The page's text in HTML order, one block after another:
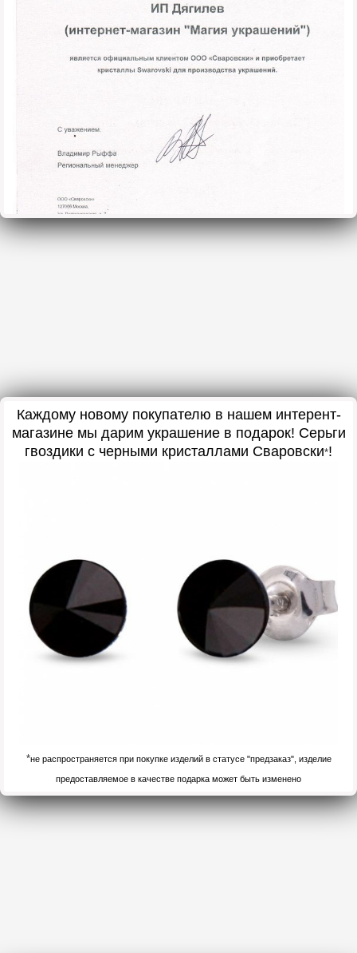
Каждому новому покупателю в нашем интерент-
магазине мы дарим украшение в подарок! Серьги
гвоздики с черными кристаллами Сваровски*!
*не распространяется при покупке изделий в статусе "предзаказ", изделие
предоставляемое в качестве подарка может быть изменено